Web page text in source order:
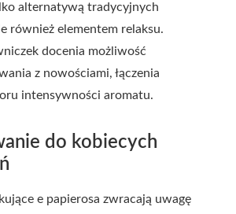
alternatywą tradycyjnych
również elementem relaksu.
docenia możliwość
z nowościami, łączenia
intensywności aromatu.
do kobiecych
e papierosa zwracają uwagę